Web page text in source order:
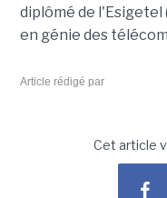
diplômé de
en génie des
Article rédigé par
Cet article